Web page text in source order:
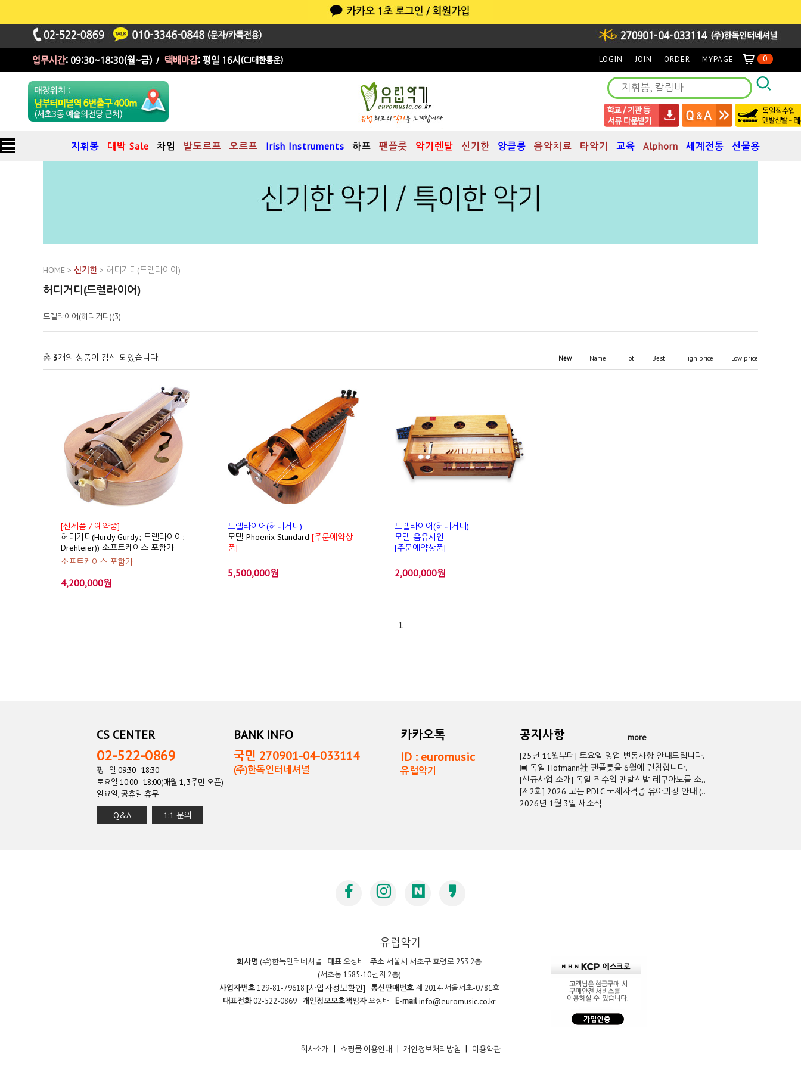
LOGIN JOIN ORDER MYPAGE 0
지휘봉 대박 Sale 차임 발도르프 오르프 Irish Instruments 하프 팬플릇 악기렌탈 신기한 앙클룽 음악치료 타악기 교육 Alphorn 세계전통 선물용
HOME > 신기한 > 허디거디(드렐라이어)
허디거디(드렐라이어)
드렐라이어(허디거디)(3)
총 3개의 상품이 검색 되었습니다. New Name Hot Best High price Low price
[신제품 / 예약중]
허디거디(Hurdy Gurdy; 드렐라이어;
Drehleier)) 소프트케이스 포함가
소프트케이스 포함가
4,200,000원
드렐라이어(허디거디)
모델-Phoenix Standard [주문예약상
품]
5,500,000원
드렐라이어(허디거디)
모델-음유시인
[주문예약상품]
2,000,000원
1
CS CENTER
02-522-0869
평 일 09:30 - 18:30
토요일 10:00 - 18:00(매월 1, 3주만 오픈)
일요일, 공휴일 휴무
Q&A 1:1 문의
BANK INFO
국민 270901-04-033114
(주)한독인터네셔널
카카오톡
ID : euromusic
유럽악기
공지사항
more
[25년 11월부터] 토요일 영업 변동사항 안내드립니다.
▣ 독일 Hofmann社 팬플릇을 6월에 런칭합니다.
[신규사업 소개] 독일 직수입 맨발신발 레구아노를 소..
[제2회] 2026 고든 PDLC 국제자격증 유아과정 안내 (..
2026년 1월 3일 새소식
유럽악기
회사명 (주)한독인터네셔널 대표오상배 주소 서울시 서초구 효령로 253 2층
(서초동 1585-10번지 2층)
사업자번호129-81-79618 [사업자정보확인] 통신판매번호제 2014-서울서초-0781호
대표전화02-522-0869 개인정보보호책임자오상배 E-mail info@euromusic.co.kr
회사소개 | 쇼핑몰 이용안내 | 개인정보처리방침 | 이용약관